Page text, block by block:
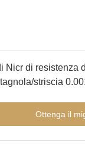
Nicr di resistenza
striscia
Ottenga il